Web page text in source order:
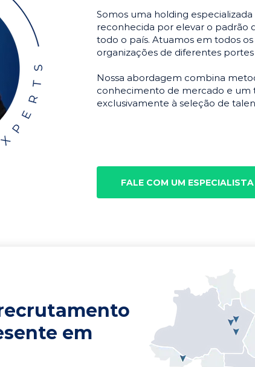
Somos uma holding
reconhecida por elevar o padrão
todo o país. Atuamos em todos
organizações de diferentes
Nossa abordagem combina
conhecimento de mercado e um
exclusivamente à seleção de
FALE COM UM ESPECIALISTA
em